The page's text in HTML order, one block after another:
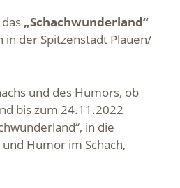
„Schachwunderland“
der Spitzenstadt Plauen/
und des Humors, ob
bis zum 24.11.2022
in die
Humor im Schach,